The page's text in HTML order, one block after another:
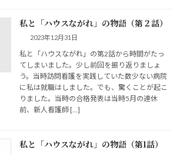
私と「ハウスながれ」の物語（第２話）
2023年12月31日
私と「ハウスながれ」の第2話から時間がたっ
てしまいました。少し前回を振り返りましょ
う。当時訪問看護を実践していた数少ない病院
に私は就職はしました。でも、驚くことが起こ
りました。当時の合格発表は当時5月の連休
前、新人看護師 […]
私と「ハウスながれ」の物語（第1話）